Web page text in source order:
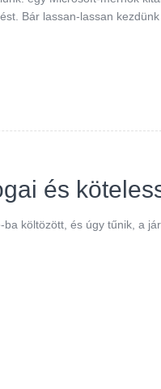
Bár lassan-lassan
és
költözött, és úgy tűnik, a